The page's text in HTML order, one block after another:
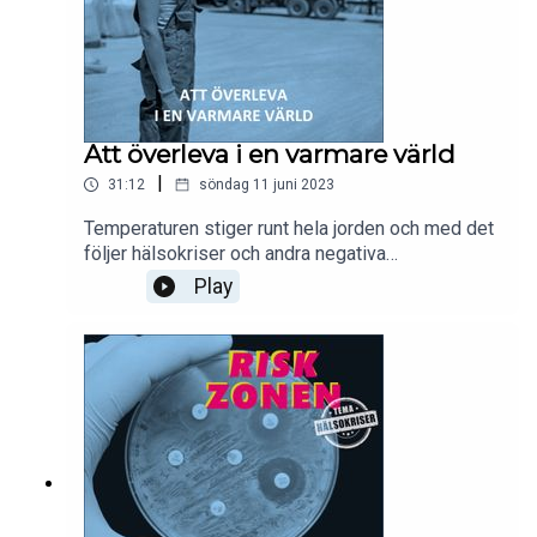
WallinAvsnittet görs i samarbete med Centrum
för Hälsokriser vid Karolinska Institutet
Att överleva i en varmare värld
31:12 söndag 11 juni 2023
Temperaturen stiger runt hela jorden och med det
följer hälsokriser och andra negativa
samhällseffekter. Mattias och Emma samtalar om
hur samhället måste ställa om på grund av
klimatförändringarna. Dessutom pratar de med
läkaren Petter Ljungman om hur vi som människor
bättre kan hantera värmeböljor och hetta.Inläsare:
Peter ÖbergProducent: Clara WallinAvsnittet görs
i samarbete med Centrum för Hälsokriser vid
Karolinska Institutet
Play